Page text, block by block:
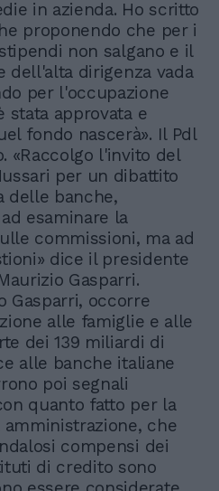
in azienda. Ho scritto
proponendo che per i
non salgano e il
dell'alta dirigenza vada
per l'occupazione
stata approvata e
fondo nascerà». Il Pdl
«Raccolgo l'invito del
per un dibattito
delle banche,
esaminare la
commissioni, ma ad
dice il presidente
Gasparri.
Gasparri, occorre
alle famiglie e alle
dei 139 miliardi di
alle banche italiane
poi segnali
quanto fatto per la
che
compensi dei
di credito sono